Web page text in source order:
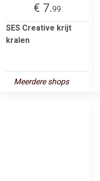
€ 7.99
SES Creative krijt
kralen
Meerdere shops